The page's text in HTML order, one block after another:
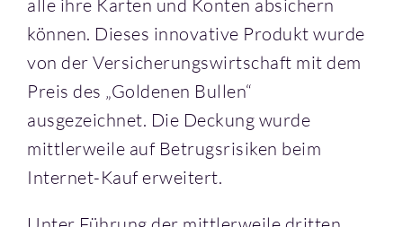
alle ihre Karten und Konten absichern
können. Dieses innovative Produkt wurde
von der Versicherungswirtschaft mit dem
Preis des „Goldenen Bullen“
ausgezeichnet. Die Deckung wurde
mittlerweile auf Betrugsrisiken beim
Internet-Kauf erweitert.